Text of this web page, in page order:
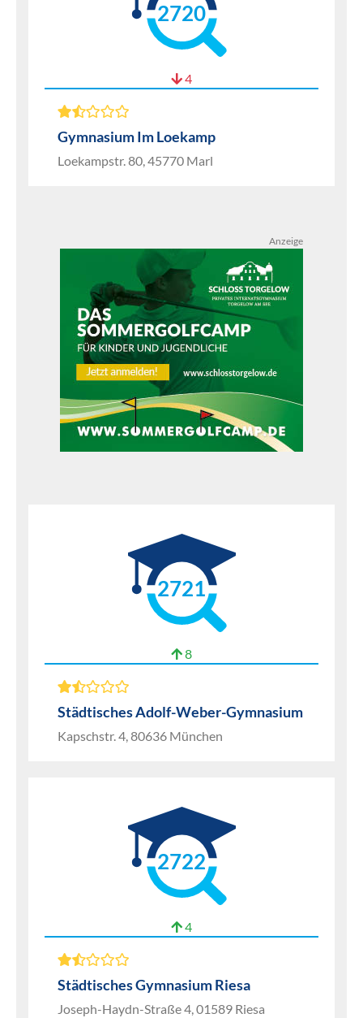
2720
4
Gymnasium Im Loekamp
Loekampstr. 80, 45770 Marl
Anzeige
2721
8
Städtisches Adolf-Weber-Gymnasium
Kapschstr. 4, 80636 München
2722
4
Städtisches Gymnasium Riesa
Joseph-Haydn-Straße 4, 01589 Riesa